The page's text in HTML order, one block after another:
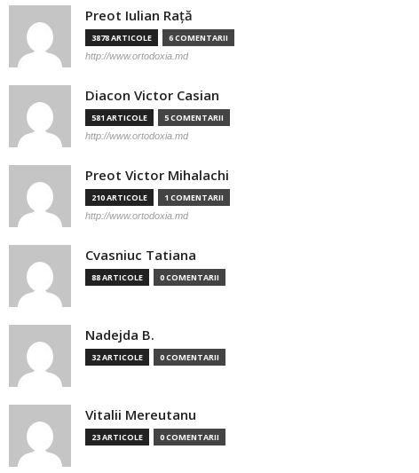
Preot Iulian Raţă
3878 ARTICOLE 6 COMENTARII
http://www.ortodoxia.md
Diacon Victor Casian
581 ARTICOLE 5 COMENTARII
http://www.ortodoxia.md
Preot Victor Mihalachi
210 ARTICOLE 1 COMENTARII
http://www.ortodoxia.md
Cvasniuc Tatiana
88 ARTICOLE 0 COMENTARII
Nadejda B.
32 ARTICOLE 0 COMENTARII
Vitalii Mereutanu
23 ARTICOLE 0 COMENTARII